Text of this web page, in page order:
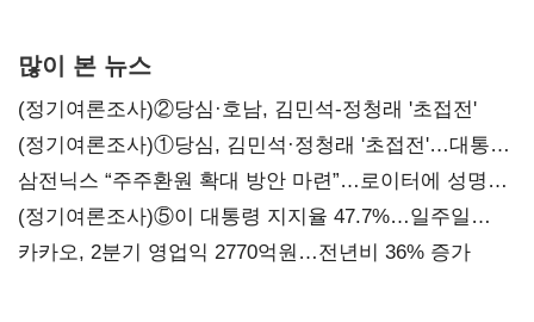
많이 본 뉴스
(정기여론조사)②당심·호남, 김민석-정청래 '초접전'
(정기여론조사)①당심, 김민석·정청래 '초접전'…대통령
지지도 '50% 아래로'(종합)
삼전닉스 “주주환원 확대 방안 마련”…로이터에 성명
보내
(정기여론조사)⑤이 대통령 지지율 47.7%…일주일
만에 다시 40%대
카카오, 2분기 영업익 2770억원…전년비 36% 증가